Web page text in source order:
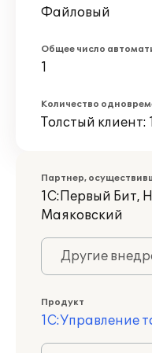
Файловый
Общее число
1
Количество
Толстый клиент:
Партнер,
1С:Первый Бит,
Маяковский
Другие
Продукт
1С:Управление